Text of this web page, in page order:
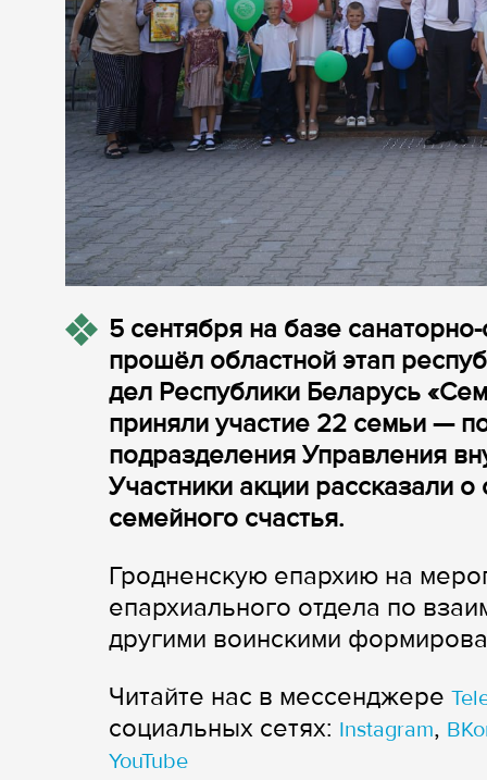
5 сентября на базе
прошёл областной этап
дел Республики Беларусь
приняли участие 22 семьи —
подразделения Управления
Участники акции рассказали
семейного счастья.
Гродненскую епархию на
епархиального отдела по
другими воинскими
Читайте нас в мессенджере
cоциальных сетях: Instagram,
YouTube